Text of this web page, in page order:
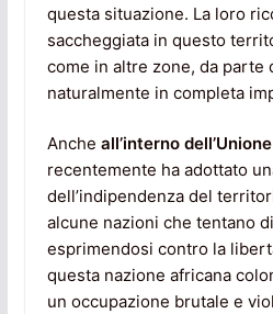
questa situazione. La loro
saccheggiata in questo
come in altre zone, da parte
naturalmente in completa
Anche all’interno
recentemente ha adottato
dell’indipendenza del
alcune nazioni che tentano
esprimendosi contro la
questa nazione africana
un occupazione brutale e